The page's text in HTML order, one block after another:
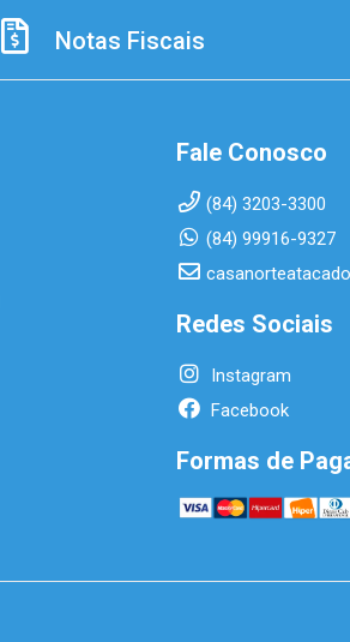
Notas Fiscais
Fale Conosco
(84) 3203-3300
(84) 99916-9327
Redes Sociais
Instagram
Facebook
Formas de